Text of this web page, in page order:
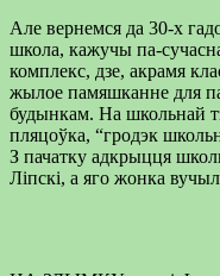
Але вернемся да 30-х
школа, кажучы па-
комплекс, дзе, акрамя
жылое памяшканне для
будынкам. На школьнай
пляцоўка, “гродэк
З пачатку адкрыцця
Ліпскі, а яго жонка